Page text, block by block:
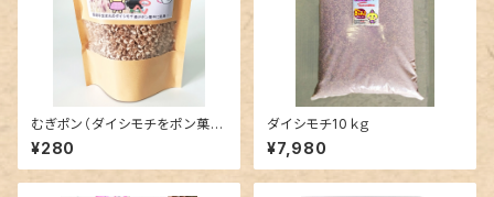
むぎポン（ダイシモチをポン菓子
にしました） むぎゅーPONと書
いて、むぎポンです。６0g入り
¥280
ダイシモチ10ｋｇ
¥7,980